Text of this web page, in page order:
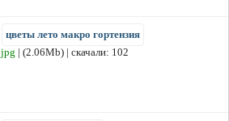
цветы лето макро гортензия
jpg | (2.06Mb) | скачали: 102